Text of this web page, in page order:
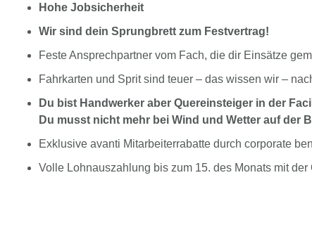
Hohe Jobsicherheit
Wir sind dein Sprungbrett zum Festvertrag!
Feste Ansprechpartner vom Fach, die dir Einsätze
Fahrkarten und Sprit sind teuer – das wissen wir –
Du bist Handwerker aber Quereinsteiger in der
Du musst nicht mehr bei Wind und Wetter auf der
Exklusive avanti Mitarbeiterrabatte durch corporate
Volle Lohnauszahlung bis zum 15. des Monats mit